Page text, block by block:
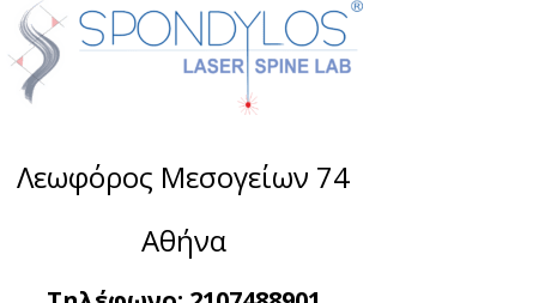
Λεωφόρος Μεσογείων 74
Αθήνα